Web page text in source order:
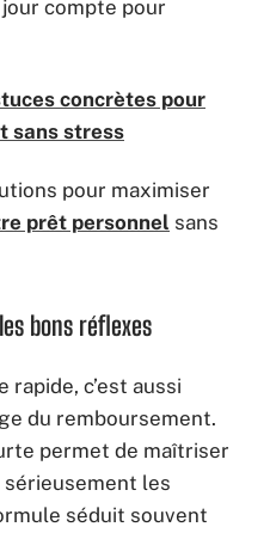
compte pour
concrètes pour
sans stress
pour maximiser
prêt personnel sans
bons réflexes
rapide, c’est aussi
du remboursement.
permet de maîtriser
les
séduit souvent